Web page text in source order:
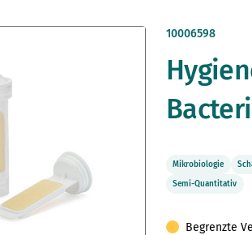
10006598
Mikrobiologie
Semi-Quantitativ
Begrenzte